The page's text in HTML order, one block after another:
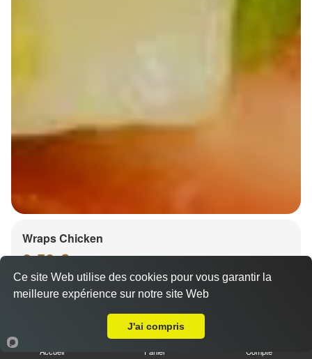
Wraps Chicken
8.50 €
Accueil Panier Compte
Ce site Web utilise des cookies pour vous garantir la
meilleure expérience sur notre site Web
J'ai compris